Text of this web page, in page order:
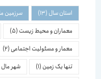
استان سال(13) سرزمین
معماران و محیط زیست(5)
معمار و مسئولیت اجتماعی(2)
تنها یک زمین(1) شهر مال